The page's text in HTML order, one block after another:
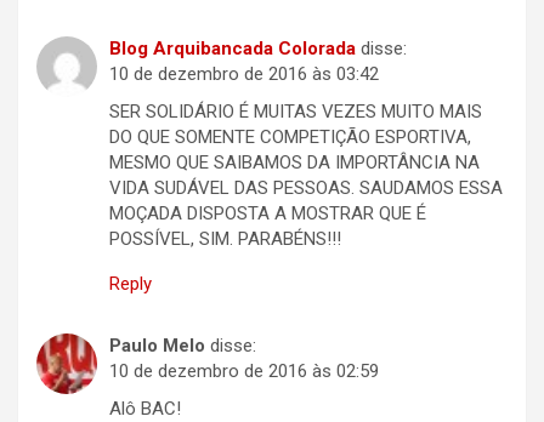
Blog Arquibancada Colorada disse:
10 de dezembro de 2016 às 03:42
SER SOLIDÁRIO É MUITAS VEZES MUITO MAIS
DO QUE SOMENTE COMPETIÇÃO ESPORTIVA,
MESMO QUE SAIBAMOS DA IMPORTÂNCIA NA
VIDA SUDÁVEL DAS PESSOAS. SAUDAMOS ESSA
MOÇADA DISPOSTA A MOSTRAR QUE É
POSSÍVEL, SIM. PARABÉNS!!!
Reply
Paulo Melo disse:
10 de dezembro de 2016 às 02:59
Alô BAC!